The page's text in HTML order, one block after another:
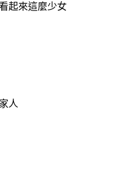
起來這麼少女
人